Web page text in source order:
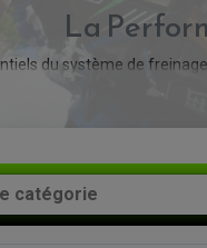
La
du système de
Une performance de